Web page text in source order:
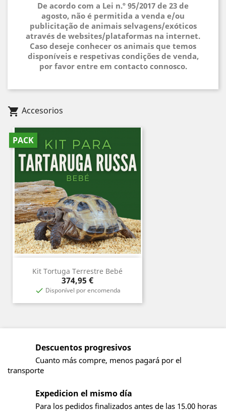
De acordo com a Lei n.º 95/2017 de 23 de
agosto, não é permitida a venda e/ou
publicitação de animais selvagens/exóticos
através de websites/plataformas na internet.
Caso deseje conhecer os animais que temos
disponíveis e respetivas condições de venda,
por favor entre em contacto connosco.
shopping_cart Accesorios
Kit Tortuga Terrestre Bebé
Precio
374,95 €
 Disponível por encomenda
PACK
Descuentos progresivos
Cuanto más compre, menos pagará por el
transporte
Expedicion el mismo día
Para los pedidos finalizados antes de las 15.00 horas